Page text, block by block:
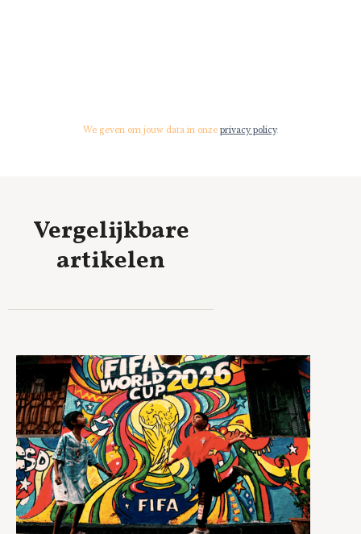
We geven om jouw data in onze privacy policy.
Vergelijkbare
artikelen